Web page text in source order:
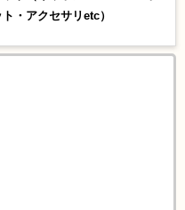
・アクセサリetc）